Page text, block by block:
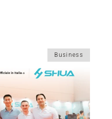
Business